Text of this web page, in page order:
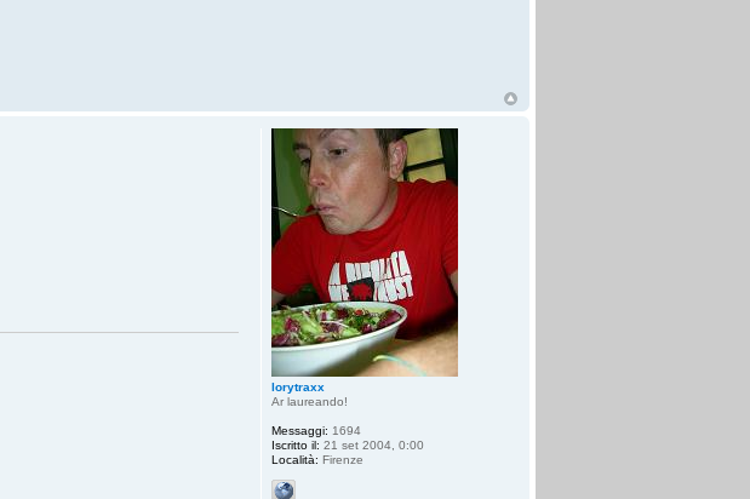
lorytraxx
Ar laureando!
Messaggi: 1694
Iscritto il: 21 set 2004, 0:00
Località: Firenze